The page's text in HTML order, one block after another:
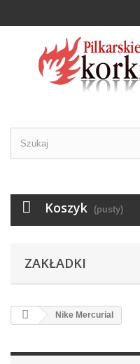
Koszyk (pusty)
ZAKŁADKI
Nike Mercurial